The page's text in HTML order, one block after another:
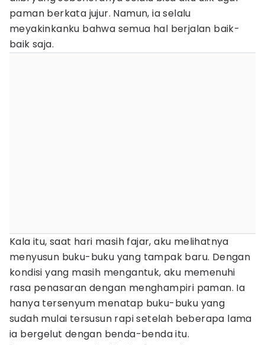
paman berkata jujur. Namun, ia selalu
meyakinkanku bahwa semua hal berjalan baik-
baik saja.
Kala itu, saat hari masih fajar, aku melihatnya
menyusun buku-buku yang tampak baru. Dengan
kondisi yang masih mengantuk, aku memenuhi
rasa penasaran dengan menghampiri paman. Ia
hanya tersenyum menatap buku-buku yang
sudah mulai tersusun rapi setelah beberapa lama
ia bergelut dengan benda-benda itu.